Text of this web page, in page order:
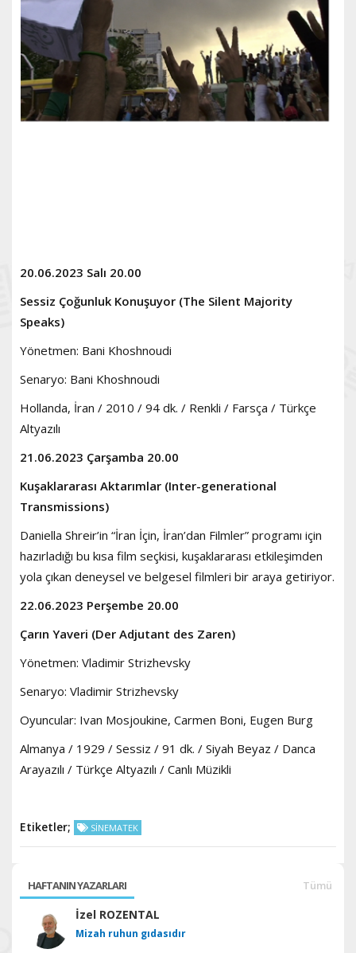
20.06.2023 Salı 20.00
Sessiz Çoğunluk Konuşuyor (The Silent Majority
Speaks)
Yönetmen: Bani Khoshnoudi
Senaryo: Bani Khoshnoudi
Hollanda, İran / 2010 / 94 dk. / Renkli / Farsça / Türkçe
Altyazılı
21.06.2023 Çarşamba 20.00
Kuşaklararası Aktarımlar (Inter-generational
Transmissions)
Daniella Shreir’in “İran İçin, İran’dan Filmler” programı için
hazırladığı bu kısa film seçkisi, kuşaklararası etkileşimden
yola çıkan deneysel ve belgesel filmleri bir araya getiriyor.
22.06.2023 Perşembe 20.00
Çarın Yaveri (Der Adjutant des Zaren)
Yönetmen: Vladimir Strizhevsky
Senaryo: Vladimir Strizhevsky
Oyuncular: Ivan Mosjoukine, Carmen Boni, Eugen Burg
Almanya / 1929 / Sessiz / 91 dk. / Siyah Beyaz / Danca
Arayazılı / Türkçe Altyazılı / Canlı Müzikli
Etiketler; SİNEMATEK
HAFTANIN YAZARLARI Tümü
İzel ROZENTAL
Mizah ruhun gıdasıdır